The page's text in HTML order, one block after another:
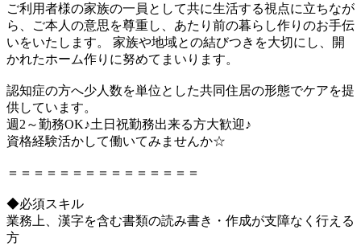
ご利用者様の家族の一員として共に生活する視点に立ちなが
ら、ご本人の意思を尊重し、あたり前の暮らし作りのお手伝
いをいたします。 家族や地域との結びつきを大切にし、開
かれたホーム作りに努めてまいります。
認知症の方へ少人数を単位とした共同住居の形態でケアを提
供しています。
週2～勤務OK♪土日祝勤務出来る方大歓迎♪
資格経験活かして働いてみませんか☆
＝＝＝＝＝＝＝＝＝＝＝＝＝＝＝
◆必須スキル
業務上、漢字を含む書類の読み書き・作成が支障なく行える
方